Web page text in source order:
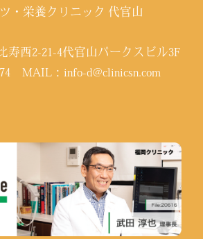
・栄養クリニック 代官山
寿西2-21-4代官山パークスビル3F
MAIL：info-d@clinicsn.com